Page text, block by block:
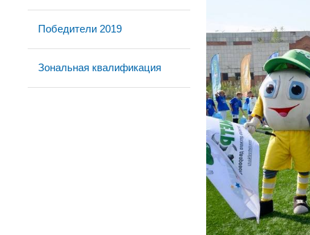
Победители 2019
Зональная квалификация